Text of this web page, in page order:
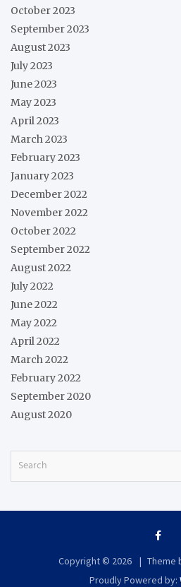
October 2023
September 2023
August 2023
July 2023
June 2023
May 2023
April 2023
March 2023
February 2023
January 2023
December 2022
November 2022
October 2022
September 2022
August 2022
July 2022
June 2022
May 2022
April 2022
March 2022
February 2022
September 2020
August 2020
Copyright © 2026
Theme
Proudly Powered by: